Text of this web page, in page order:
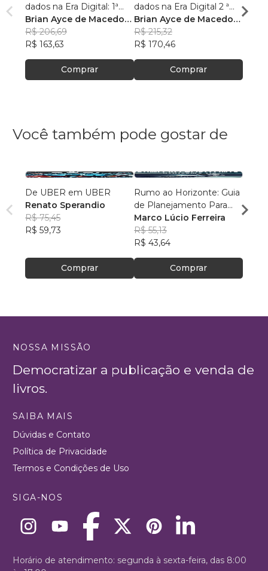
dados na Era Digital: 1ª
Edição.
Brian Ayce de Macedo
Marinho
R$ 206,69
R$ 163,63
Comprar
dados na Era Digital 2 ª
Edição:
Brian Ayce de Macedo
Marinho
R$ 215,32
R$ 170,46
Comprar
Você também pode gostar de
De UBER em UBER
Renato Sperandio
R$ 75,45
R$ 59,73
Comprar
Rumo ao Horizonte: Guia
de Planejamento Para
Viagem de Motocicleta -
Método I.P.O.E.
Marco Lúcio Ferreira
R$ 55,13
R$ 43,64
Comprar
que
NOSSA MISSÃO
Democratizar a publicação e venda de
livros.
SAIBA MAIS
Dúvidas e Contato
Política de Privacidade
Termos e Condições de Uso
SIGA-NOS
Horário de atendimento: segunda à sexta-feira, das 8:00